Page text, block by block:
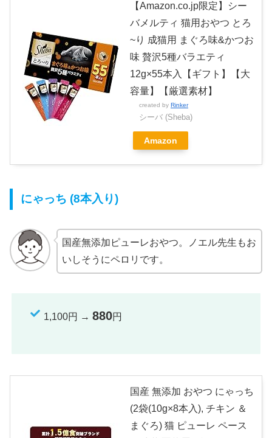
【Amazon.co.jp限定】シー
バメルティ 猫用おやつ とろ
~り 成猫用 まぐろ味&かつお
味 贅沢5種バラエティ
12g×55本入【ギフト】【大
容量】【厳選素材】
created by Rinker
シーバ (Sheba)
Amazon
にゃっち (8本入り)
国産無添加ピューレおやつ。ノエル先生もお
いしそうにペロリです。
1,100円 →880円
国産 無添加 おやつ にゃっち
(2袋(10g×8本入), チキン ＆
まぐろ) 猫 ピューレ ペース